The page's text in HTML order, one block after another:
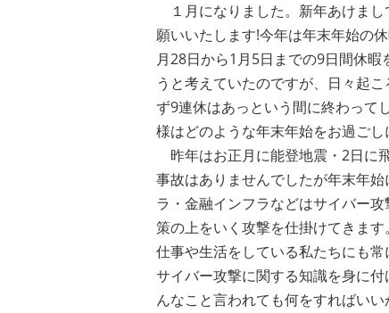
１月になりました。新年あけま
願いいたします!今年は年末年始の
月28日から1月5日までの9日間休
うと考えていたのですが、日々起
ず9連休はあっという間に終わって
様はどのような年末年始をお過ご
昨年はお正月に能登地震・2日に
事故はありませんでしたが年末年
ラ・金融インフラなどはサイバー
策の上をいく攻撃を仕掛けてきま
仕事や生活をしている私たちにも
サイバー攻撃に関する知識を身に
んなこと言われても何をすればい